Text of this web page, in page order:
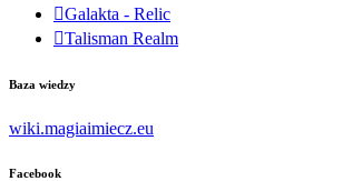
Galakta - Relic
Talisman Realm
Baza wiedzy
wiki.magiaimiecz.eu
Facebook